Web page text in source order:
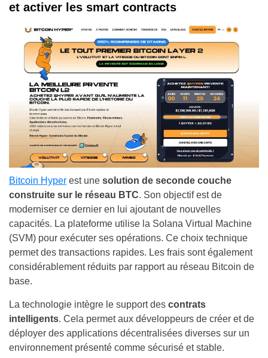
et activer les smart contracts
Bitcoin Hyper est une solution de seconde couche
construite sur le réseau BTC. Son objectif est de
moderniser ce dernier en lui ajoutant de nouvelles
capacités. La plateforme utilise la Solana Virtual Machine
(SVM) pour exécuter ses opérations. Ce choix technique
permet des transactions rapides. Les frais sont également
considérablement réduits par rapport au réseau Bitcoin de
base.
La technologie intègre le support des contrats
intelligents. Cela permet aux développeurs de créer et de
déployer des applications décentralisées diverses sur un
environnement présenté comme sécurisé et stable.